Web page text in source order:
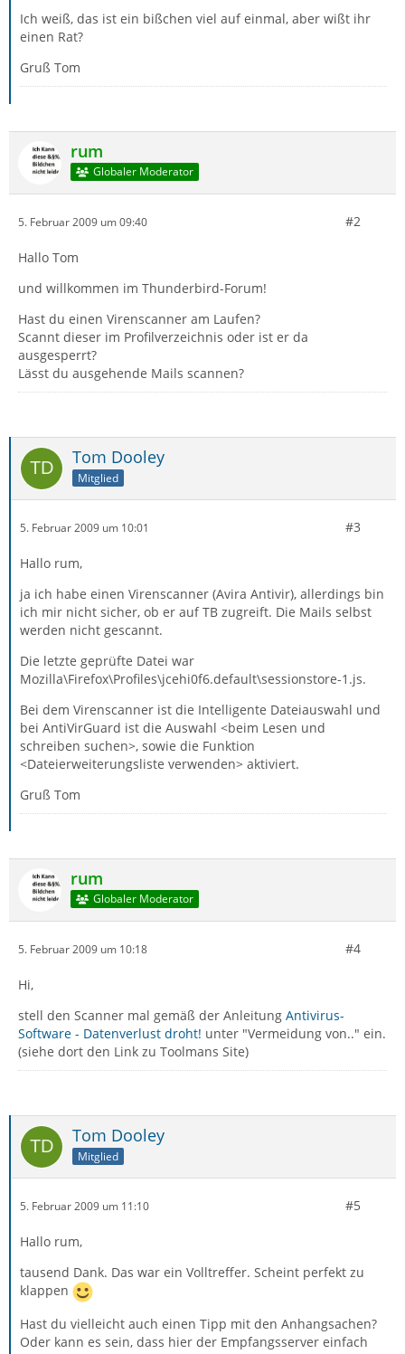
Ich weiß, das ist ein bißchen viel auf einmal, aber wißt ihr
einen Rat?
Gruß Tom
rum
Globaler Moderator
5. Februar 2009 um 09:40 #2
Hallo Tom
und willkommen im Thunderbird-Forum!
Hast du einen Virenscanner am Laufen?
Scannt dieser im Profilverzeichnis oder ist er da
ausgesperrt?
Lässt du ausgehende Mails scannen?
Tom Dooley
Mitglied
5. Februar 2009 um 10:01 #3
Hallo rum,
ja ich habe einen Virenscanner (Avira Antivir), allerdings bin
ich mir nicht sicher, ob er auf TB zugreift. Die Mails selbst
werden nicht gescannt.
Die letzte geprüfte Datei war
Mozilla\Firefox\Profiles\jcehi0f6.default\sessionstore-1.js.
Bei dem Virenscanner ist die Intelligente Dateiauswahl und
bei AntiVirGuard ist die Auswahl <beim Lesen und
schreiben suchen>, sowie die Funktion
<Dateierweiterungsliste verwenden> aktiviert.
Gruß Tom
rum
Globaler Moderator
5. Februar 2009 um 10:18 #4
Hi,
stell den Scanner mal gemäß der Anleitung Antivirus-
Software - Datenverlust droht! unter "Vermeidung von.." ein.
(siehe dort den Link zu Toolmans Site)
Tom Dooley
Mitglied
5. Februar 2009 um 11:10 #5
Hallo rum,
tausend Dank. Das war ein Volltreffer. Scheint perfekt zu
klappen
Hast du vielleicht auch einen Tipp mit den Anhangsachen?
Oder kann es sein, dass hier der Empfangsserver einfach